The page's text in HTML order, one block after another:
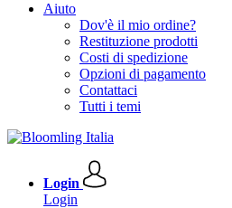
Aiuto
Dov'è il mio ordine?
Restituzione prodotti
Costi di spedizione
Opzioni di pagamento
Contattaci
Tutti i temi
Login
Login